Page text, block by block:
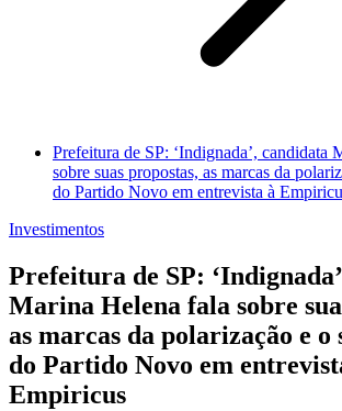
Prefeitura de SP: ‘Indignada’, candidata
sobre suas propostas, as marcas da
do Partido Novo em entrevista à
Investimentos
Prefeitura de SP:
Marina Helena fala sobre
as marcas da polarização e o
do Partido Novo em
Empiricus